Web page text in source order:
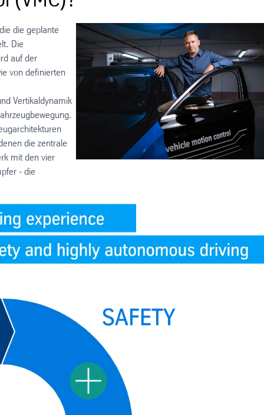
die geplante
Die
auf der
von definierten
Vertikaldynamik
die zentrale
mit den vier
- die
Toggle hotspot